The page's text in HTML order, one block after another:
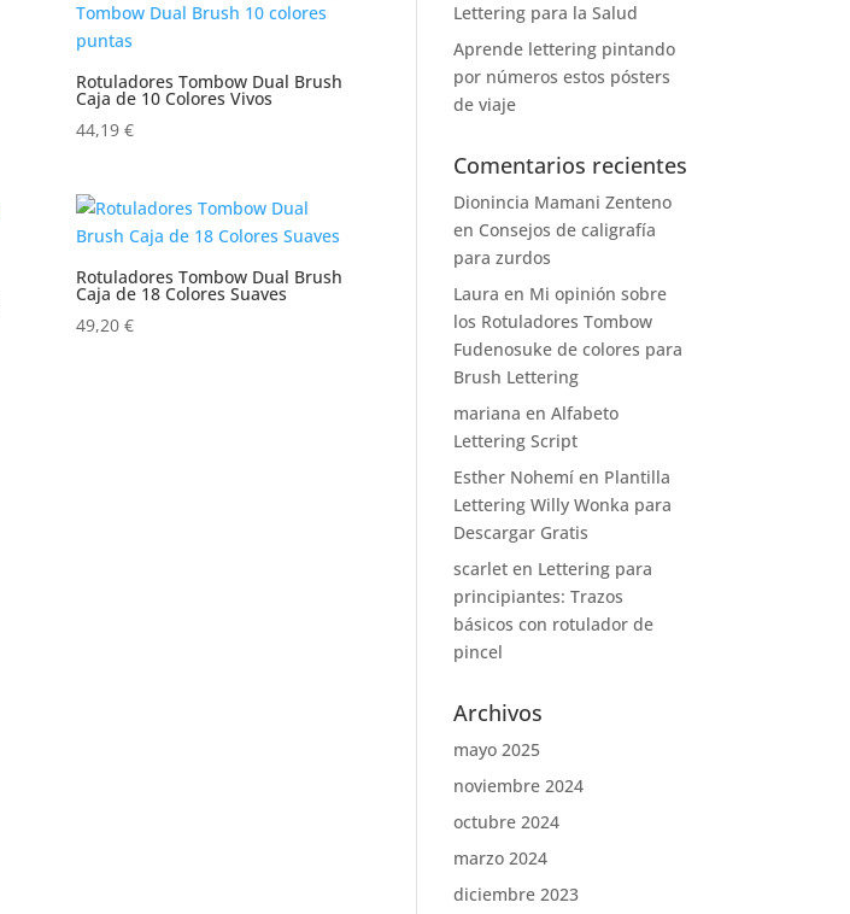
Rotuladores Tombow Dual Brush
Caja de 10 Colores Vivos
44,19 €
Rotuladores Tombow Dual Brush
Caja de 18 Colores Suaves
49,20 €
Lettering para la Salud
Aprende lettering pintando
por números estos pósters
de viaje
Comentarios recientes
Dionincia Mamani Zenteno
en Consejos de caligrafía
para zurdos
Laura en Mi opinión sobre
los Rotuladores Tombow
Fudenosuke de colores para
Brush Lettering
mariana enAlfabeto
Lettering Script
Esther Nohemí en Plantilla
Lettering Willy Wonka para
Descargar Gratis
scarlet en Lettering para
principiantes: Trazos
básicos con rotulador de
pincel
Archivos
mayo 2025
noviembre 2024
octubre 2024
marzo 2024
diciembre 2023